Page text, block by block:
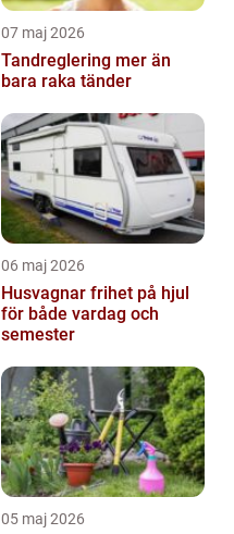
07 maj 2026
Tandreglering mer än
bara raka tänder
06 maj 2026
Husvagnar frihet på hjul
för både vardag och
semester
05 maj 2026